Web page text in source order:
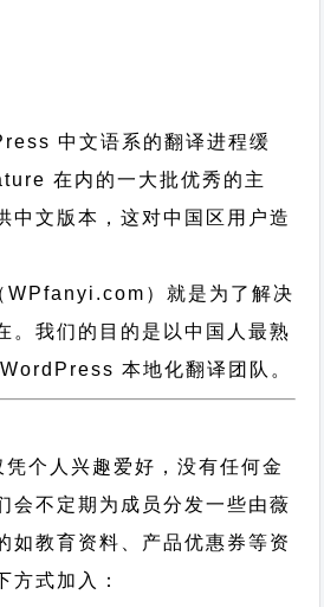
中文语系的翻译进程缓
在内的一大批优秀的主
中文版本，这对中国区用户造
） 就是为了解决
。我们的目的是以中国人最熟
本地化翻译团队。
个人兴趣爱好，没有任何金
会不定期为成员分发一些由薇
如教育资料、产品优惠券等资
方式加入：